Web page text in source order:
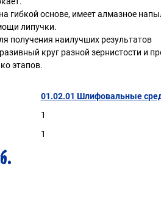
гибкой основе, имеет алмазное
липучки.
получения наилучших результатов
круг разной зернистости и
этапов.
01.02.01 Шлифовальные
1
1